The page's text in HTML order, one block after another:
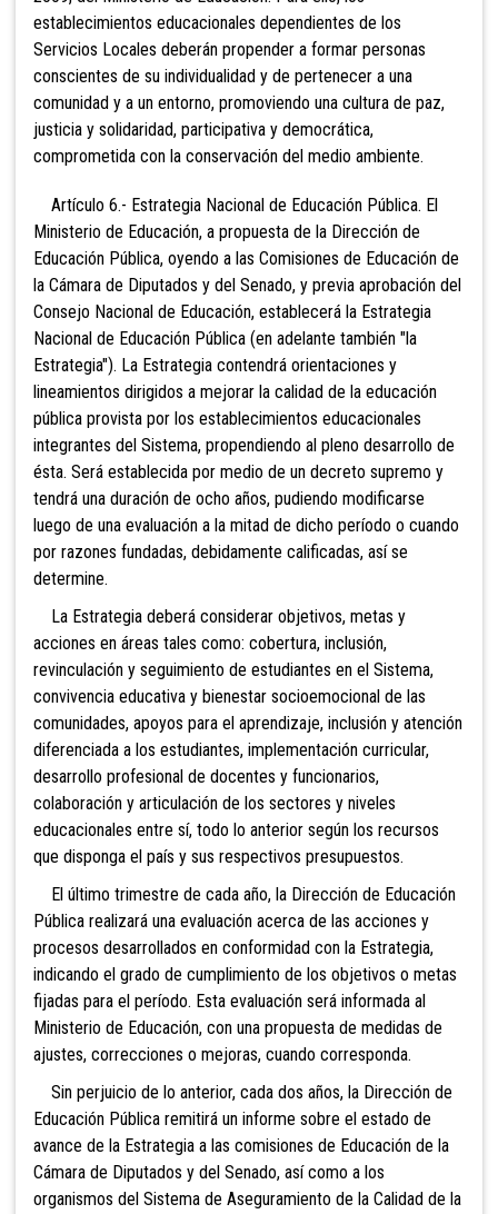
establecimientos educacionales dependientes de los
Servicios Locales deberán propender a formar personas
conscientes de su individualidad y de pertenecer a una
comunidad y a un entorno, promoviendo una cultura de paz,
justicia y solidaridad, participativa y democrática,
comprometida con la conservación del medio ambiente.
Artículo 6.- Estrategia Nacional de Educación Pública. El
Ministerio de Educación, a propuesta de la Dirección de
Educación Pública, oyendo a las Comisiones de Educación de
la Cámara de Diputados y del Senado, y previa aprobación del
Consejo Nacional de Educación, establecerá la Estrategia
Nacional de Educación Pública (en adelante también "la
Estrategia"). La Estrategia contendrá orientaciones y
lineamientos dirigidos a mejorar la calidad de la educación
pública provista por los establecimientos educacionales
integrantes del Sistema, propendiendo al pleno desarrollo de
ésta. Será establecida por medio de un decreto supremo y
tendrá una duración de ocho años, pudiendo modificarse
luego de una evaluación a la mitad de dicho período o cuando
por razones fundadas, debidamente calificadas, así se
determine.
La Estrategia deberá considerar objetivos, metas y
acciones en áreas tales como: cobertura, inclusión,
revinculación y seguimiento de estudiantes en el Sistema,
convivencia educativa y bienestar socioemocional de las
comunidades, apoyos para el aprendizaje, inclusión y atención
diferenciada a los estudiantes, implementación curricular,
desarrollo profesional de docentes y funcionarios,
colaboración y articulación de los sectores y niveles
educacionales entre sí, todo lo anterior según los recursos
que disponga el país y sus respectivos presupuestos.
El último trimestre de cada año, la Dirección de Educación
Pública realizará una evaluación acerca de las acciones y
procesos desarrollados en conformidad con la Estrategia,
indicando el grado de cumplimiento de los objetivos o metas
fijadas para el período. Esta evaluación será informada al
Ministerio de Educación, con una propuesta de medidas de
ajustes, correcciones o mejoras, cuando corresponda.
Sin perjuicio de lo anterior, cada dos años, la Dirección de
Educación Pública remitirá un informe sobre el estado de
avance de la Estrategia a las comisiones de Educación de la
Cámara de Diputados y del Senado, así como a los
organismos del Sistema de Aseguramiento de la Calidad de la